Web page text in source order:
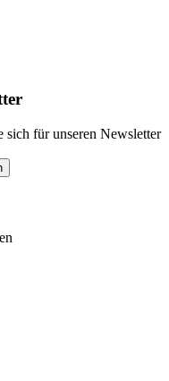
sich für unseren Newsletter